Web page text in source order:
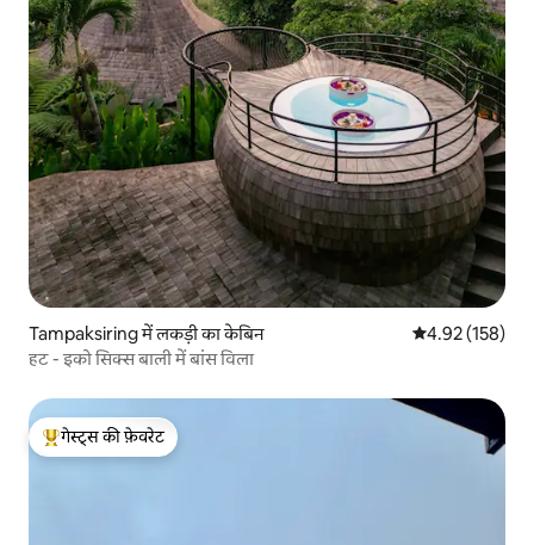
Tampaksiring में लकड़ी का केबिन औसत रेटिंग 5 में से
4.92 (158)
हट - इको सिक्स बाली में बांस विला
गेस्ट्स का टॉप फ़ेवरेट
गेस्ट्स की फ़ेवरेट